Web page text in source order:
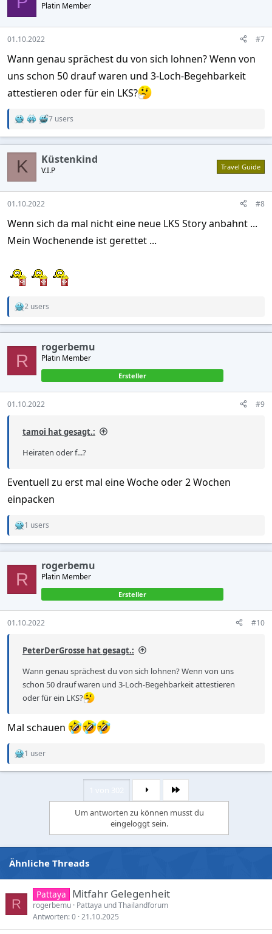
o
n
s
:
Platin Member
01.10.2022 #7
Wann genau sprächest du von sich lohnen? Wenn von
uns schon 50 drauf waren und 3-Loch-Begehbarkeit
attestieren oder für ein LKS?
R
c
o
n
s
:
7 users
K Küstenkind
V.I.P Travel Guide
01.10.2022 #8
Wenn sich da mal nicht eine neue LKS Story anbahnt ...
Mein Wochenende ist gerettet ...
R
t
o
n
2 users
R
rogerbemu
Platin Member
Ersteller
01.10.2022 #9
tamoi hat gesagt.:
Heiraten oder f...?
Eventuell zu erst mal eine Woche oder 2 Wochen
einpacken
R
t
o
n
1 users
R
rogerbemu
Platin Member
Ersteller
01.10.2022 #10
PeterDerGrosse hat gesagt.:
Wann genau sprächest du von sich lohnen? Wenn von uns
schon 50 drauf waren und 3-Loch-Begehbarkeit attestieren
oder für ein LKS?
Mal schauen
R
1 user
Letzte
Um antworten zu können musst du
eingeloggt sein.
Ähnliche Threads
R
Pattaya Mitfahr Gelegenheit
rogerbemu Pattaya und Thailandforum
Antworten 0 21.10.2025